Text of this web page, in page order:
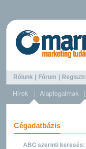
Rólunk Fórum
Cégadatbázis
ABC szerinti